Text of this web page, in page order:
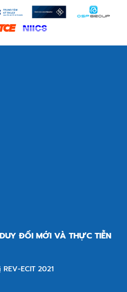
ĐỔI MỚI VÀ THỰC TIỄN
ECIT 2021